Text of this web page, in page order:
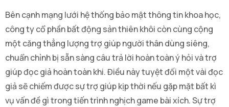
Bên cạnh mạng lưới hệ thống bảo mật thông tin khoa học,
công ty cổ phần bất động sản thiên khôi còn cùng cộng
một căng thẳng lượng trợ giúp người thân dùng siêng,
chuẩn chỉnh bị sẵn sàng câu trả lời hoàn toàn ý hỏi và trợ
giúp đọc giả hoàn toàn khi. Điều này tuyệt đối một vài đọc
giả sẽ chiếm được sự trợ giúp kịp thời nếu gặp mặt bất kì
vụ vấn đề gì trong tiến trình nghịch game bài xích. Sự trợ